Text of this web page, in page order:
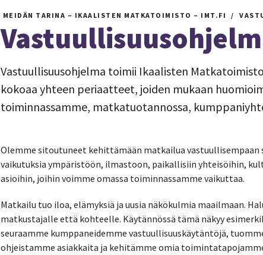
MEIDÄN TARINA – IKAALISTEN MATKATOIMISTO – IMT.FI
Vastuullisuusohjelma toimii Ikaalisten
kokoaa yhteen periaatteet, joiden mukaan
toiminnassamme, matkatuotannossa,
Olemme sitoutuneet kehittämään matkailua
vaikutuksia ympäristöön, ilmastoon, paikallisiin yhteisöihin,
asioihin, joihin voimme omassa toiminnassamme vaikuttaa.
Matkailu tuo iloa, elämyksiä ja uusia näkökulmia maailmaan.
matkustajalle että kohteelle. Käytännössä tämä näkyy
seuraamme kumppaneidemme vastuullisuuskäytäntöjä,
ohjeistamme asiakkaita ja kehitämme omia